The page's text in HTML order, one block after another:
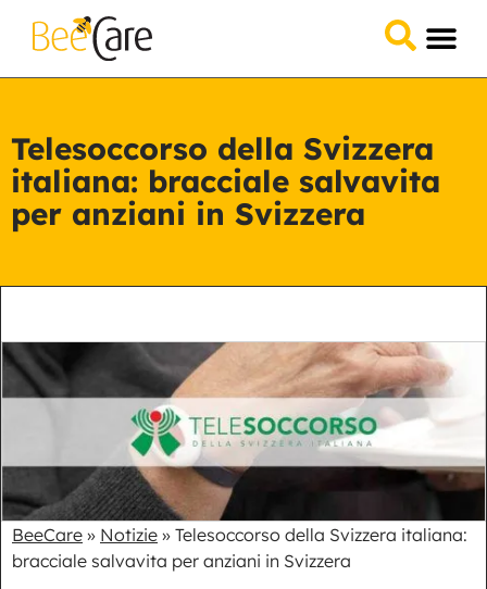
Telesoccorso della Svizzera
italiana: bracciale salvavita
per anziani in Svizzera
BeeCare » Notizie » Telesoccorso della Svizzera italiana:
bracciale salvavita per anziani in Svizzera